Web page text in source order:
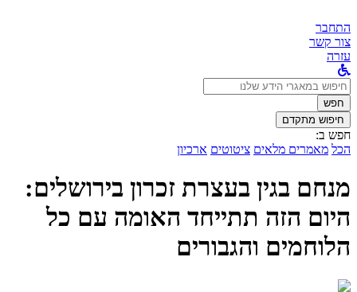
התחבר
צור קשר
עזרה
לחפש
ב:חפש
חיפוש מתקדם
חפש ב:
הכל מאמרים מלאים ציטוטים ארכיון
מנחם בגין בעצרת זכרון בירושלים:
היום הזה תתייחד האומה עם כל
הלוחמים והגבורים